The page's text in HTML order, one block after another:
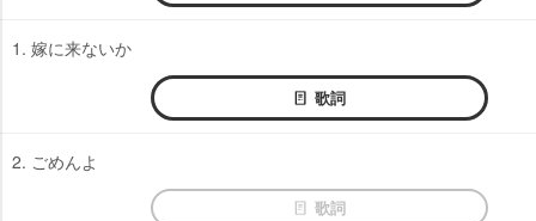
1. 嫁に来ないか
歌詞
2. ごめんよ
歌詞